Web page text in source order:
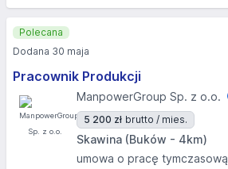
Pracownik Produkcji
ManpowerGroup Sp. z o.o.
5 200 zł brutto / mies.
Skawina (Buków - 4km)
umowa o pracę tymczasową
Polecana
Dodana 30 maja